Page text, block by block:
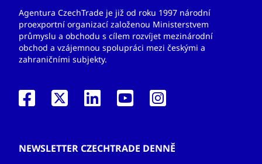
Agentura CzechTrade je již od roku 1997 národní
proexportní organizací založenou Ministerstvem
průmyslu a obchodu s cílem rozvíjet mezinárodní
obchod a vzájemnou spolupráci mezi českými a
zahraničními subjekty.
NEWSLETTER CZECHTRADE DENNĚ